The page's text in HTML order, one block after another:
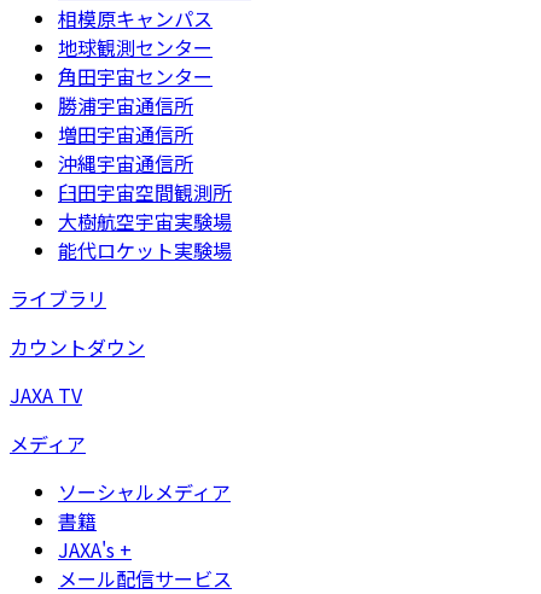
相模原キャンパス
地球観測センター
角田宇宙センター
勝浦宇宙通信所
増田宇宙通信所
沖縄宇宙通信所
臼田宇宙空間観測所
大樹航空宇宙実験場
能代ロケット実験場
ライブラリ
カウントダウン
JAXA TV
メディア
ソーシャルメディア
書籍
JAXA's +
メール配信サービス